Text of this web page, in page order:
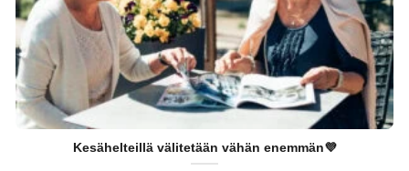
Kesähelteillä välitetään vähän enemmän💜